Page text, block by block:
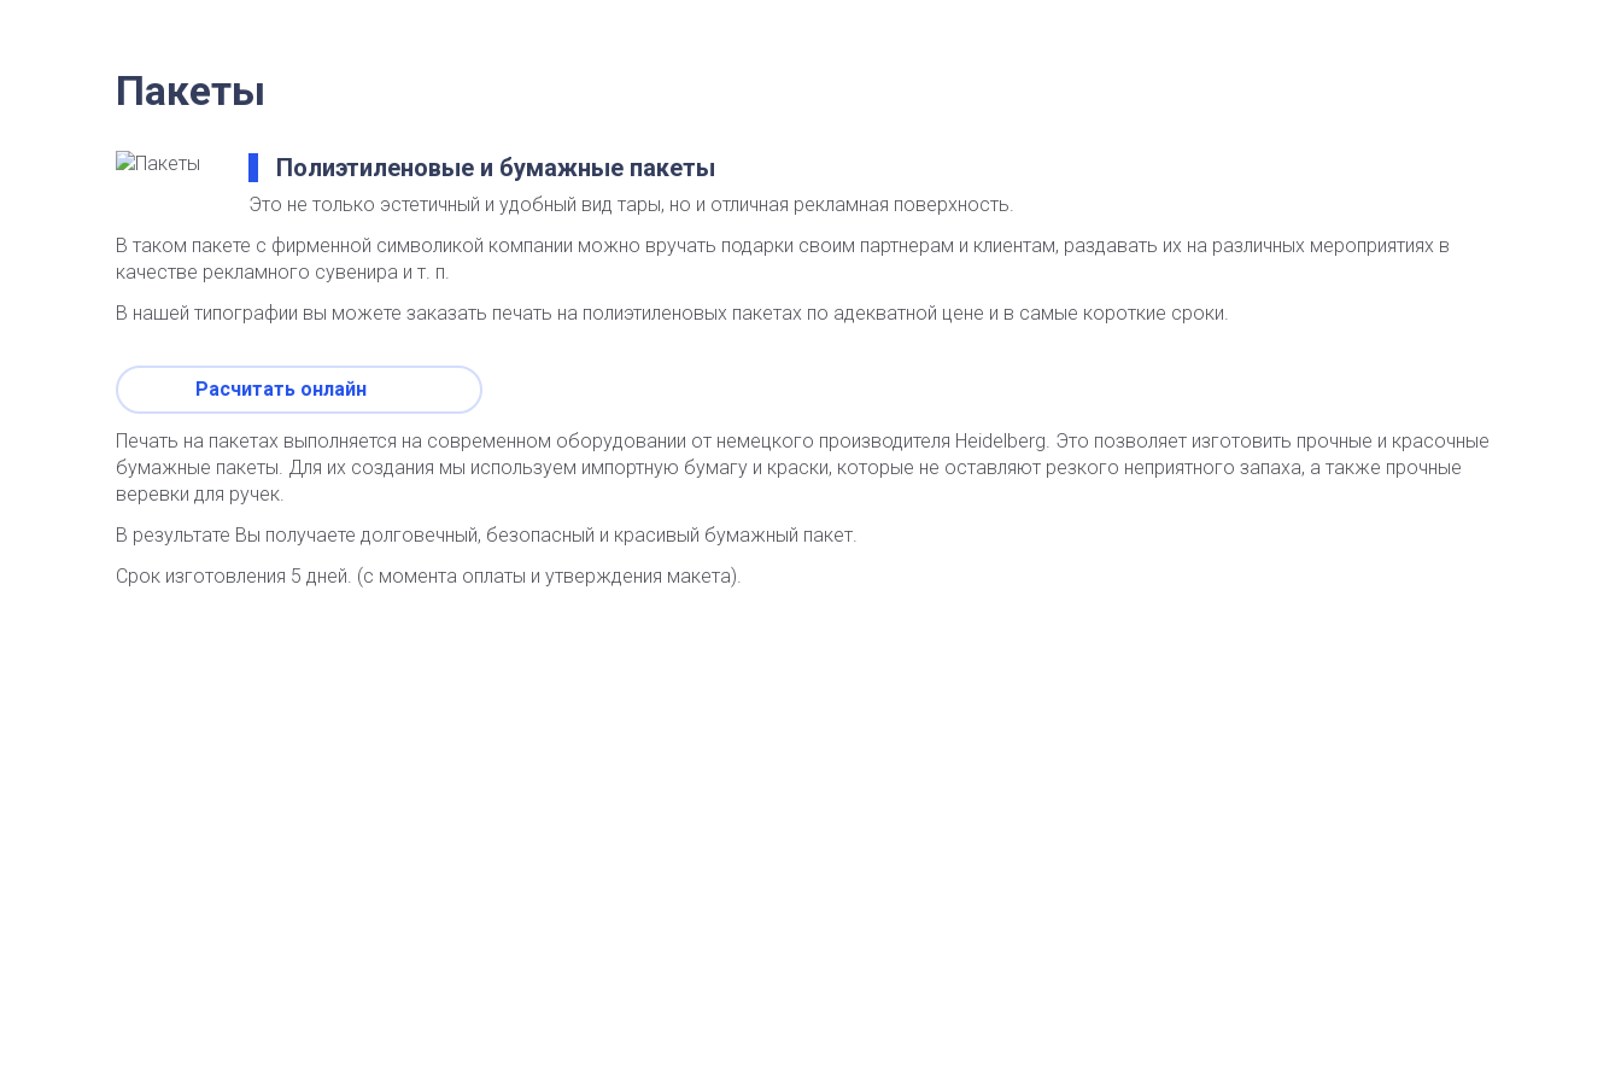
Пакеты
Полиэтиленовые и бумажные пакеты
Это не только эстетичный и удобный вид тары, но и отличная рекламная поверхность.
В таком пакете с фирменной символикой компании можно вручать подарки своим партнерам и клиентам, раздавать их на различных мероприятиях в
качестве рекламного сувенира и т. п.
В нашей типографии вы можете заказать печать на полиэтиленовых пакетах по адекватной цене и в самые короткие сроки.
Расчитать онлайн
Печать на пакетах выполняется на современном оборудовании от немецкого производителя Heidelberg. Это позволяет изготовить прочные и красочные
бумажные пакеты. Для их создания мы используем импортную бумагу и краски, которые не оставляют резкого неприятного запаха, а также прочные
веревки для ручек.
В результате Вы получаете долговечный, безопасный и красивый бумажный пакет.
Срок изготовления 5 дней. (с момента оплаты и утверждения макета).